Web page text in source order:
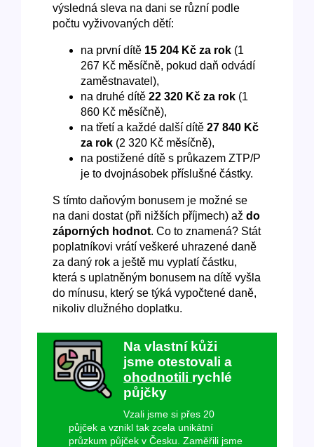
výsledná sleva na dani se různí podle
počtu vyživovaných dětí:
na první dítě 15 204 Kč za rok (1
267 Kč měsíčně, pokud daň odvádí
zaměstnavatel),
na druhé dítě22 320 Kč za rok (1
860 Kč měsíčně),
na třetí a každé další dítě27 840 Kč
za rok (2 320 Kč měsíčně),
na postižené dítě s průkazem ZTP/P
je to dvojnásobek příslušné částky.
S tímto daňovým bonusem je možné se
na dani dostat (při nižších příjmech) až do
záporných hodnot. Co to znamená? Stát
poplatníkovi vrátí veškeré uhrazené daně
za daný rok a ještě mu vyplatí částku,
která s uplatněným bonusem na dítě vyšla
do mínusu, který se týká vypočtené daně,
nikoliv dlužného doplatku.
Na vlastní kůži
jsme otestovali a
ohodnotili rychlé
půjčky
Vzali jsme si přes 20
půjček a vznikl tak zcela unikátní
průzkum půjček v Česku. Zaměřili jsme